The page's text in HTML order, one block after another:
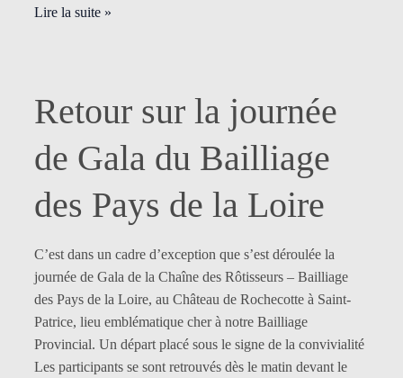
,Lire la suite »
Retour sur la journée
de Gala du Bailliage
des Pays de la Loire
C’est dans un cadre d’exception que s’est déroulée la
journée de Gala de la Chaîne des Rôtisseurs – Bailliage
des Pays de la Loire, au Château de Rochecotte à Saint-
Patrice, lieu emblématique cher à notre Bailliage
Provincial. Un départ placé sous le signe de la convivialité
Les participants se sont retrouvés dès le matin devant le
Retour
sur
journée
de
Gala
Bailliage
des
Pays
de
la
Loire